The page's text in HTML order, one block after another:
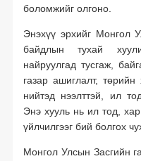
боломжийг олгоно.
Энэхүү эрхийг Монгол
байдлын тухай
найруулгад тусгаж,
газар ашиглалт,
нийтэд нээлттэй, ил
Энэ хууль нь ил тод,
үйлчилгээг бий болгох
Монгол Улсын Засгийн